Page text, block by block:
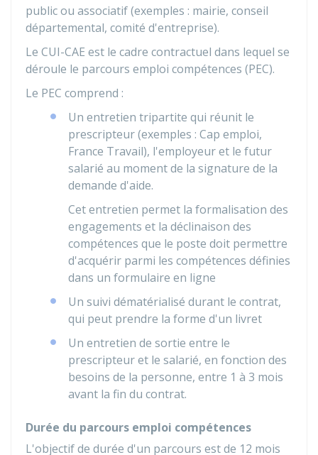
public ou associatif (exemples : mairie, conseil
départemental, comité d'entreprise).
Le CUI-CAE est le cadre contractuel dans lequel se
déroule le parcours emploi compétences (PEC).
Le PEC comprend :
Un entretien tripartite qui réunit le
prescripteur (exemples : Cap emploi,
France Travail), l'employeur et le futur
salarié au moment de la signature de la
demande d'aide.
Cet entretien permet la formalisation des
engagements et la déclinaison des
compétences que le poste doit permettre
d'acquérir parmi les compétences définies
dans un formulaire en ligne
Un suivi dématérialisé durant le contrat,
qui peut prendre la forme d'un livret
Un entretien de sortie entre le
prescripteur et le salarié, en fonction des
besoins de la personne, entre 1 à 3 mois
avant la fin du contrat.
Durée du parcours emploi compétences
L'objectif de durée d'un parcours est de 12 mois